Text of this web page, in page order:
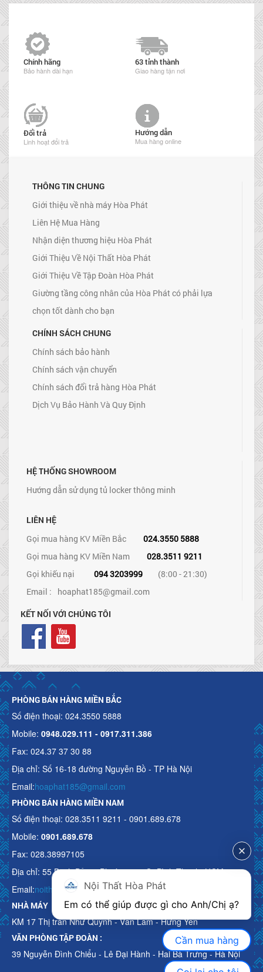
Chính hãng
Bảo hành dài hạn
63 tỉnh thành
Giao hàng tận nơi
Đổi trả
Linh hoạt đổi trả
Hướng dẫn
Mua hàng online
THÔNG TIN CHUNG
Giới thiệu về nhà máy Hòa Phát
Liên Hệ Mua Hàng
Nhận diện thương hiệu Hòa Phát
Giới Thiệu Về Nội Thất Hòa Phát
Giới Thiệu Về Tập Đoàn Hòa Phát
Giường tầng công nhân của Hòa Phát có phải lựa
chọn tốt dành cho bạn
CHÍNH SÁCH CHUNG
Chính sách bảo hành
Chính sách vận chuyển
Chính sách đổi trả hàng Hòa Phát
Dịch Vụ Bảo Hành Và Quy Định
HỆ THỐNG SHOWROOM
Hướng dẫn sử dụng tủ locker thông minh
LIÊN HỆ
Gọi mua hàng KV Miền Bắc
024.3550 5888
Gọi mua hàng KV Miền Nam
028.3511 9211
Gọi khiếu nại
094 3203999
(8:00 - 21:30)
Email : hoaphat185@gmail.com
KẾT NỐI VỚI CHÚNG TÔI
PHÒNG BÁN HÀNG MIỀN BẮC
Số điện thoại: 024.3550 5888
Mobile: 0948.029.111 - 0917.311.386
Fax: 024.37 37 30 88
Địa chỉ: Số 16-18 đường Nguyễn Bồ - TP Hà Nội
Email:hoaphat185@gmail.com
PHÒNG BÁN HÀNG MIỀN NAM
Số điện thoại: 028.3511 9211 - 0901.689.678
Mobile: 0901.689.678
Fax: 028.38997105
Địa chỉ: 55 Bạch Đằng, Phường 15, Q. Bình Thạnh, HCM
Email:noithathoaphattot@gmail.com
NHÀ MÁY
KM 17 Thị trấn Như Quỳnh - Văn Lâm - Hưng Yên
VĂN PHÒNG TẬP ĐOÀN :
39 Nguyễn Đình Chiểu - Lê Đại Hành - Hai Bà Trưng - Hà Nội
Nội Thất Hòa Phát
Cần mua hàng